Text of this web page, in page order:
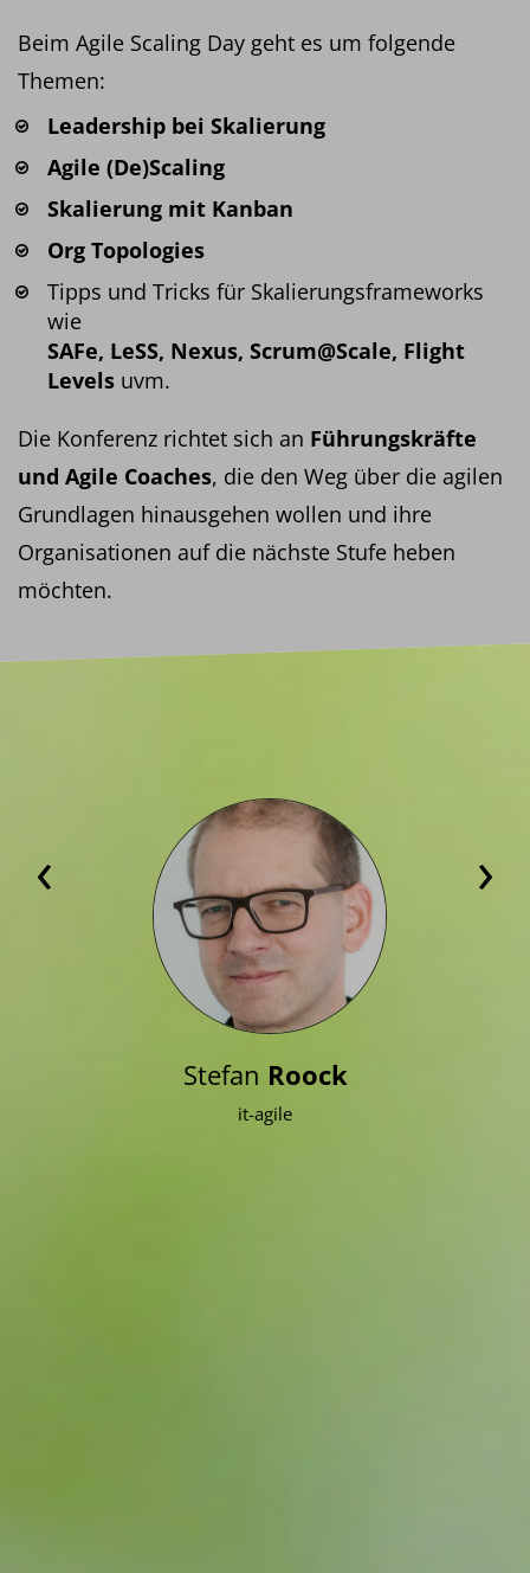
Beim Agile Scaling Day geht es um folgende
Themen:
Leadership bei Skalierung
Agile (De)Scaling
Skalierung mit Kanban
Org Topologies
Tipps und Tricks für Skalierungsframeworks
wie
SAFe, LeSS, Nexus, Scrum@Scale, Flight
Levels uvm.
Die Konferenz richtet sich an Führungskräfte
und Agile Coaches, die den Weg über die agilen
Grundlagen hinausgehen wollen und ihre
Organisationen auf die nächste Stufe heben
möchten.
Stefan Roock
it-agile
‹ ›